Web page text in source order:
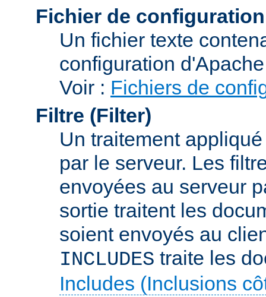
Fichier de
Un fichier texte
configuration
Voir : Fichiers de
Filtre (Filter)
Un traitement
par le serveur. Les
envoyées au serveur
sortie traitent les
soient envoyés au
INCLUDES traite les
Includes (Inclusions